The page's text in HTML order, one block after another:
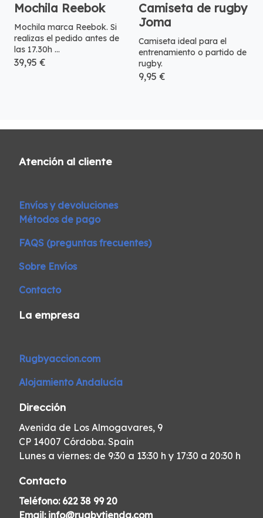
Mochila Reebok
Mochila marca Reebok. Si
realizas el pedido antes de
las 17.30h ...
39,95 €
Camiseta de rugby
Joma
Camiseta ideal para el
entrenamiento o partido de
rugby.
9,95 €
Atención al cliente
Envíos y devoluciones
Métodos de pago
FAQS (preguntas frecuentes)
Sobre Envíos
Contacto
La empresa
Rugbyaccion.com
Alojamiento Andalucía
Dirección
Avenida de Los Almogavares, 9
CP 14007 Córdoba. Spain
Lunes a viernes: de 9:30 a 13:30 h y 17:30 a 20:30 h
Contacto
Teléfono: 622 38 99 20
Email: info@rugbytienda.com